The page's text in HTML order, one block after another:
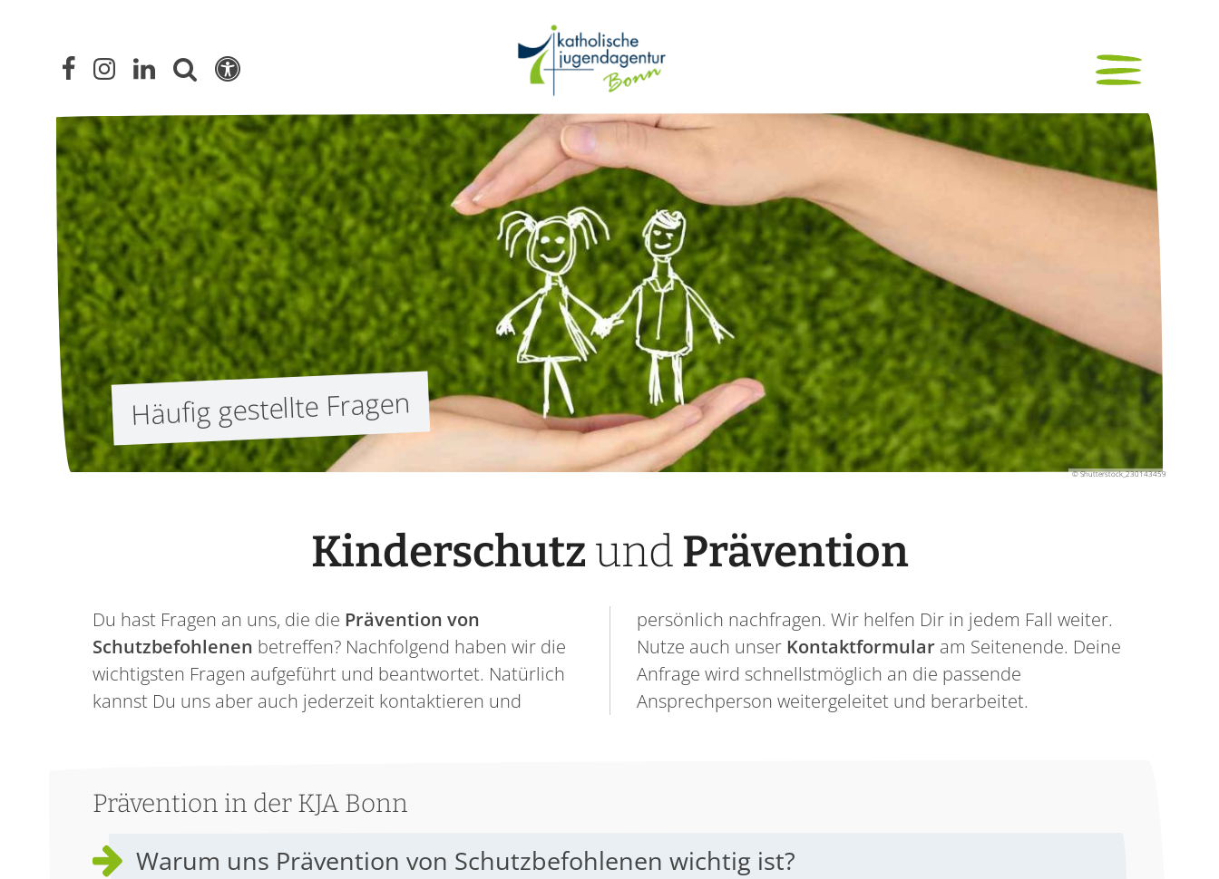
© Shutterstock_230143459
Häufig gestellte Fragen
Kinderschutz und Prävention
Du hast Fragen an uns, die die Prävention von
Schutzbefohlenen betreffen? Nachfolgend haben wir die
wichtigsten Fragen aufgeführt und beantwortet. Natürlich
kannst Du uns aber auch jederzeit kontaktieren und
persönlich nachfragen. Wir helfen Dir in jedem Fall weiter.
Nutze auch unser Kontaktformular am Seitenende. Deine
Anfrage wird schnellstmöglich an die passende
Ansprechperson weitergeleitet und berarbeitet.
Prävention in der KJA Bonn
Warum uns Prävention von Schutzbefohlenen wichtig ist?